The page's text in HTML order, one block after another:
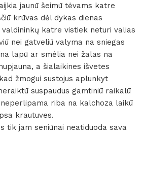
jaunū šeimū tėvams katre
krūvas dėl dykas dienas
valdininkų katre vistiek neturi valias
nei gatveliū valyma na sniegas
lapū ar smėlia nei žalas na
a šialaikines išvetes
žmogui sustojus aplunkyt
suspaudus gamtiniū raikalū
riba na kalchoza laikū
krautuves.
tik jam seniūnai neatiduoda sava